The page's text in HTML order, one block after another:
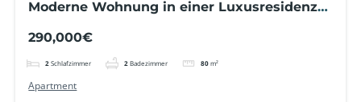
Moderne Wohnung in einer Luxusresidenz
290,000€
2 Schlafzimmer 2 Badezimmer 80 m²
Apartment